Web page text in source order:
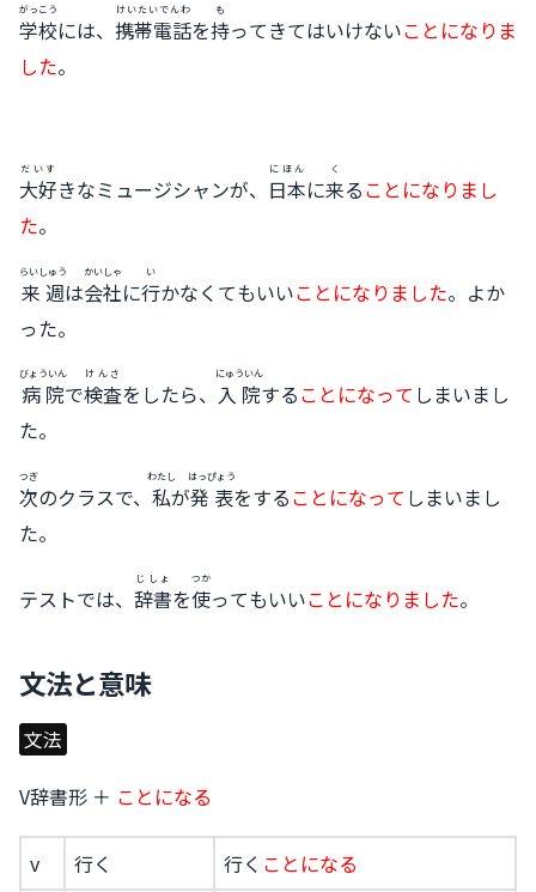
学校
がっこう
には、 携帯電話
けいたいでんわ
を持
も
ってきてはいけないことになりま
した。
大好
だいす
きなミュージシャンが、 日本
にほん
に来
く
ることになりまし
た。
来週
らいしゅう
は会社
かいしゃ
に行
い
かなくてもいいことになりました。よか
った。
病院
びょういん
で検査
けんさ
をしたら、 入院
にゅういん
することになって しまいまし
た。
次
つぎ
のクラスで、 私
わたし
が発表
はっぴょう
をすることになって しまいまし
た。
テストでは、 辞書
じしょ
を使
つか
ってもいいことになりました。
文法と意味
文法
V辞書形 ＋ ことになる
v 行く 行く ことになる